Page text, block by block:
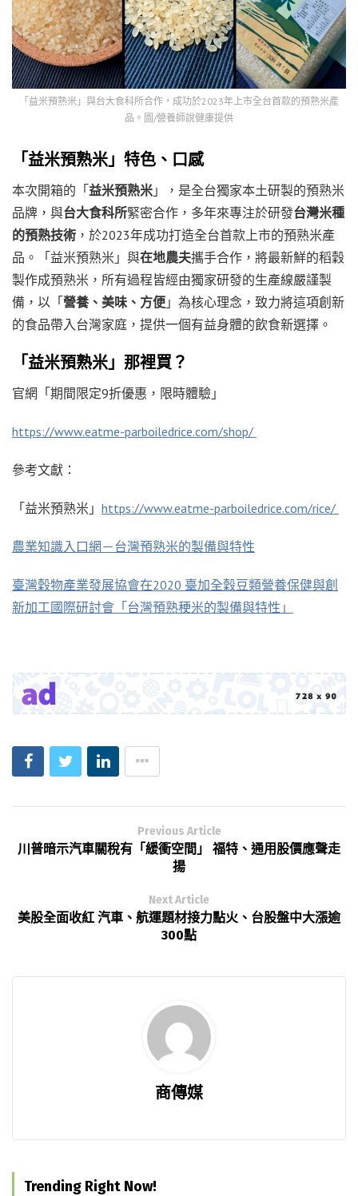
「益米預熟米」與台大食科所合作，成功於2023年上市全台首款的預熟米產
品。圖/營養師說健康提供
「益米預熟米」特色、口感
本次開箱的「 益米預熟米 」，是全台獨家本土研製的預熟米
品牌，與台大食科所緊密合作，多年來專注於研發台灣米種
的預熟技術 ，於2023年成功打造全台首款上市的預熟米產
品。「益米預熟米」與在地農夫攜手合作，將最新鮮的稻穀
製作成預熟米，所有過程皆經由獨家研發的生產線嚴謹製
備，以「 營養、美味、方便 」為核心理念，致力將這項創新
的食品帶入台灣家庭，提供一個有益身體的飲食新選擇。
「益米預熟米」那裡買？
官網「期間限定9折優惠，限時體驗」
https://www.eatme-parboiledrice.com/shop/
參考文獻：
「益米預熟米」 https://www.eatme-parboiledrice.com/rice/
農業知識入口網－台灣預熟米的製備與特性
臺灣穀物產業發展協會在2020 臺加全穀豆類營養保健與創
新加工國際研討會「台灣預熟稉米的製備與特性」
Previous Article
川普暗示汽車關稅有「緩衝空間」 福特、通用股價應聲走
揚
Next Article
美股全面收紅 汽車、航運題材接力點火、台股盤中大漲逾
300點
商傳媒
Trending Right Now!